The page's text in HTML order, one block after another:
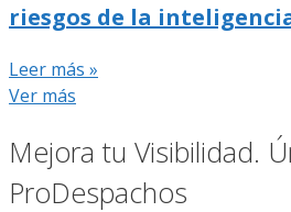
riesgos de la
Leer más »
Ver más
Mejora tu Visibilidad.
ProDespachos